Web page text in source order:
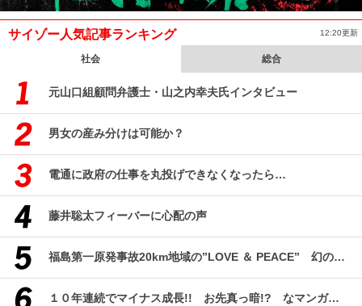
サイゾー人気記事ランキング 12:20更新
社会 総合
元山口組顧問弁護士・山之内幸夫氏インタビュー
男女の産み分けは可能か？
電通に政府の仕事を丸投げできなくなったら…
藤井聡太フィーバーに心配の声
福島第一原発事故20km地域の”LOVE ＆ PEACE” 幻のコミューン「獏原人村」の現在
１０年連続でマイナス成長!! お先真っ暗!? なマンガ産業研究